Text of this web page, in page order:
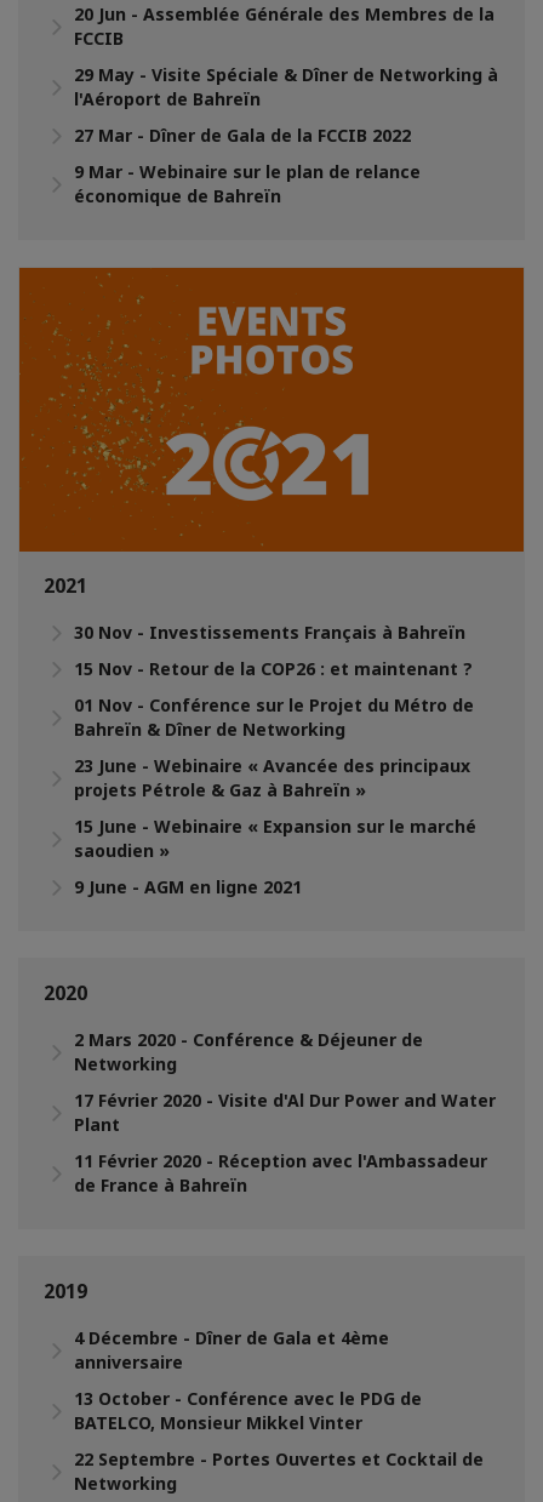
20 Jun - Assemblée Générale des Membres de la
FCCIB
29 May - Visite Spéciale & Dîner de Networking à
l'Aéroport de Bahreïn
27 Mar - Dîner de Gala de la FCCIB 2022
9 Mar - Webinaire sur le plan de relance
économique de Bahreïn
2021
30 Nov - Investissements Français à Bahreïn
15 Nov - Retour de la COP26 : et maintenant ?
01 Nov - Conférence sur le Projet du Métro de
Bahreïn & Dîner de Networking
23 June - Webinaire « Avancée des principaux
projets Pétrole & Gaz à Bahreïn »
15 June - Webinaire « Expansion sur le marché
saoudien »
9 June - AGM en ligne 2021
2020
2 Mars 2020 - Conférence & Déjeuner de
Networking
17 Février 2020 - Visite d'Al Dur Power and Water
Plant
11 Février 2020 - Réception avec l'Ambassadeur
de France à Bahreïn
2019
4 Décembre - Dîner de Gala et 4ème
anniversaire
13 October - Conférence avec le PDG de
BATELCO, Monsieur Mikkel Vinter
22 Septembre - Portes Ouvertes et Cocktail de
Networking